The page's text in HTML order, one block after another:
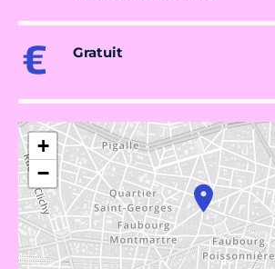
Gratuit
+
−